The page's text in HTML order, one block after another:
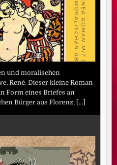
und moralischen
René. Dieser kleine Roman
Form eines Briefes an
Bürger aus Florenz, [...]